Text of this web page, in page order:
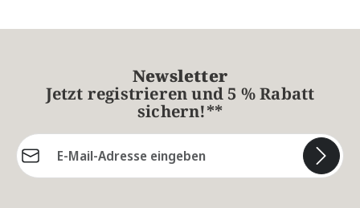
Newsletter
Jetzt registrieren und 5 % Rabatt
sichern!**
E-Mail-Adresse*